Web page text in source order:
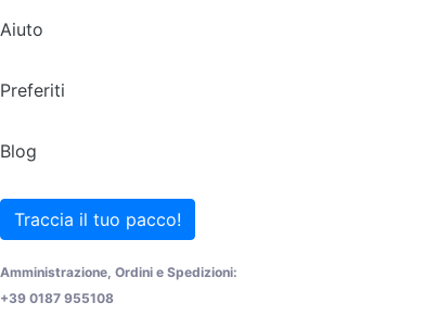
Aiuto
Preferiti
Blog
Traccia il tuo pacco!
Amministrazione, Ordini e Spedizioni:
+39 0187 955108